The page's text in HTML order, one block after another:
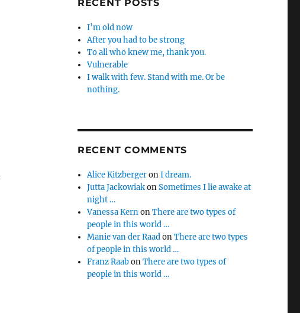
RECENT POSTS
I’m old now
After you had to be strong
To all who knew me, thank you.
Vulnerable
I walk with few. Stand with me. Or be
nothing.
RECENT COMMENTS
Alice KitzbergeronI dream.
Jutta JackowiakonSometimes I lie awake at
night …
Vanessa KernonThere are two types of
people in this world …
Manie van der RaadonThere are two types
of people in this world …
Franz RaabonThere are two types of
people in this world …